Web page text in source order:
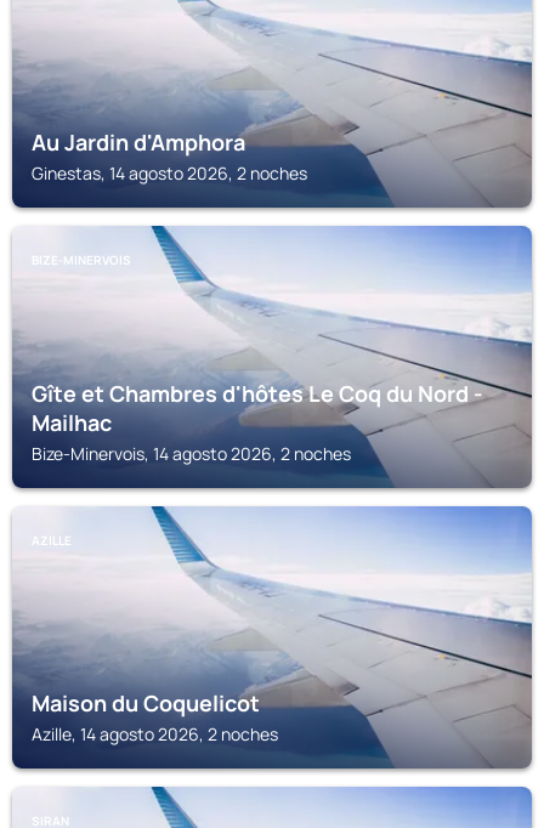
Au Jardin d'Amphora
Ginestas, 14 agosto 2026, 2 noches
BIZE-MINERVOIS
Gîte et Chambres d'hôtes Le Coq du Nord -
Mailhac
Bize-Minervois, 14 agosto 2026, 2 noches
AZILLE
Maison du Coquelicot
Azille, 14 agosto 2026, 2 noches
SIRAN